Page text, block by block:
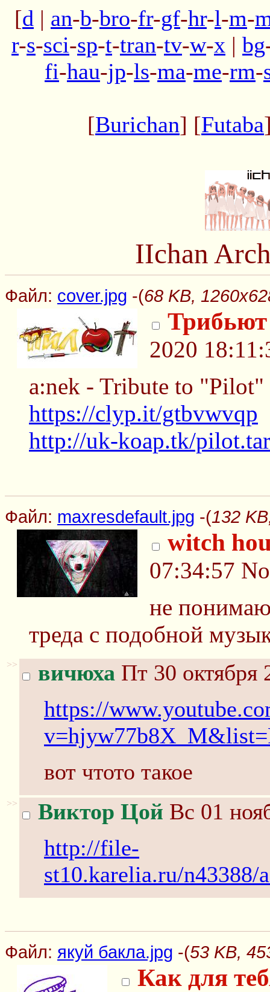
[d | an-b-bro-fr-gf-hr-l-m-
r-s-sci-sp-t-tran-tv-w-x | bg
fi-hau-jp-ls-ma-me-rm-
[Burichan] [Futaba
IIchan
Файл: cover.jpg -(68 KB,
2020
a:nek - Tribute to "Pilot"
https://clyp.it/gtbvwvqp
http://uk-koap.tk/
Файл: maxresdefault.jpg -(132
witch
07:34:57
не
треда с подобной
>> вичюха Пт 30 октября
https://
вот чтото такое
>> Виктор Цой Вс 01
http://file-
st10.karelia.ru/n43388/
Файл: якуй бакла.jpg -(53 KB,
Как для